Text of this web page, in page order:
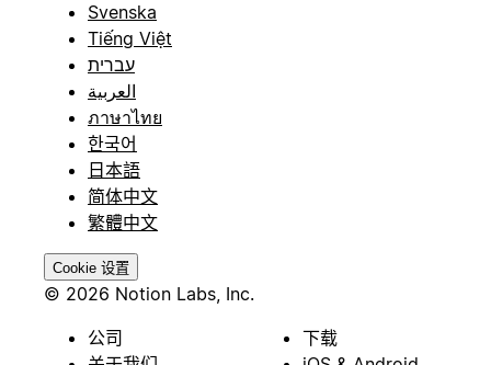
Svenska
Tiếng Việt
עברית
العربية
ภาษาไทย
한국어
日本語
简体中文
繁體中文
Cookie 设置
© 2026 Notion Labs, Inc.
公司
下载